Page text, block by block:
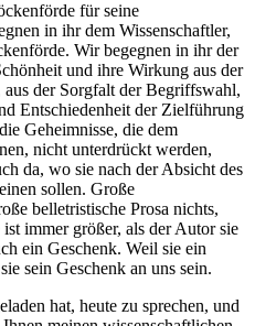
für seine
in ihr dem Wissenschaftler,
Wir begegnen in ihr der
und ihre Wirkung aus der
der Sorgfalt der Begriffswahl,
Entschiedenheit der Zielführung
Geheimnisse, die dem
nicht unterdrückt werden,
da, wo sie nach der Absicht des
sollen. Große
belletristische Prosa nichts,
immer größer, als der Autor sie
ein Geschenk. Weil sie ein
sein Geschenk an uns sein.
hat, heute zu sprechen, und